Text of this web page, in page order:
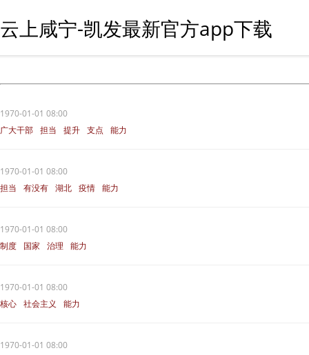
云上咸宁-凯发最新官方app下载
1970-01-01 08:00
广大干部 担当 提升 支点 能力
1970-01-01 08:00
担当
有没有 湖北 疫情 能力
1970-01-01 08:00
制度
国家 治理 能力
1970-01-01 08:00
核心 社会主义 能力
1970-01-01 08:00